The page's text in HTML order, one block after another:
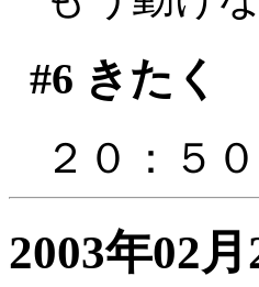
#6 きたく
２０：５
2003年02